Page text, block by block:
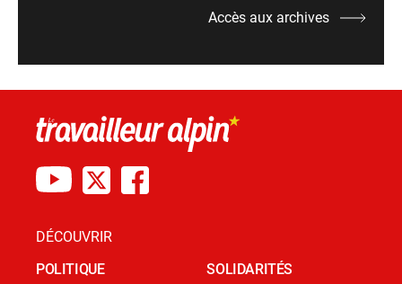
Accès aux archives
DÉCOUVRIR
POLITIQUE
SOLIDARITÉS